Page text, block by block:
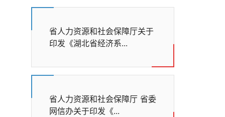
省人力资源和社会保障厅关于
印发《湖北省经济系...
省人力资源和社会保障厅 省委
网信办关于印发《...